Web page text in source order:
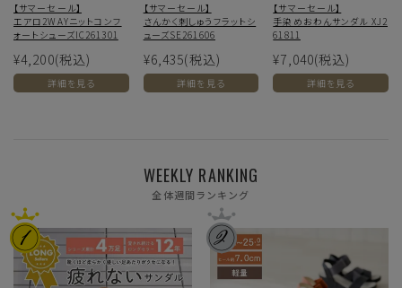
【サマーセール】
エアロ2WAYニットコンフ
ォートシューズIC261301
¥4,200(税込)
詳細を見る
【サマーセール】
さんかく刺しゅうフラットシ
ューズSE261606
¥6,435(税込)
詳細を見る
【サマーセール】
手染めおわんサンダル XJ2
61811
¥7,040(税込)
詳細を見る
WEEKLY RANKING
全体週間ランキング